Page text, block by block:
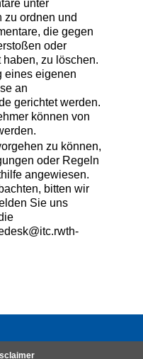
unter
zu ordnen und
die gegen
oder
zu löschen.
eines eigenen
an
gerichtet werden.
können von
zu können,
oder Regeln
angewiesen.
bitten wir
Sie uns